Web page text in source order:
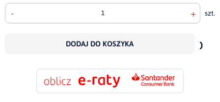
- + szt.
DODAJ DO KOSZYKA
do